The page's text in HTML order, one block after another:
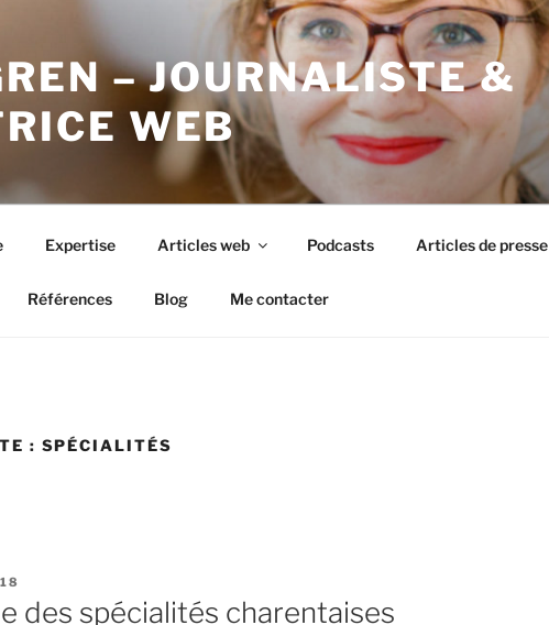
– JOURNALISTE &
WEB
Expertise Articles web Podcasts Articles de presse
Références Blog Me contacter
: SPÉCIALITÉS
des spécialités charentaises